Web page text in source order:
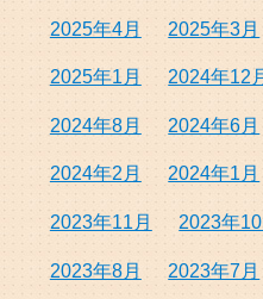
2025年4月 2025年3月
2025年1月 2024年12
2024年8月 2024年6月
2024年2月 2024年1月
2023年11月 2023年10
2023年8月 2023年7月